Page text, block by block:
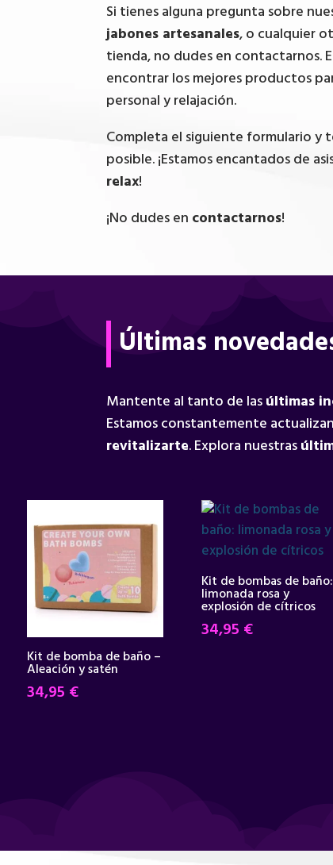
Si tienes alguna pregunta sobre
jabones artesanales, o cualquier
tienda, no dudes en contactarnos.
encontrar los mejores productos
personal y relajación.
Completa el siguiente formulario y
posible. ¡Estamos encantados de
relax!
¡No dudes en contactarnos!
Últimas
Mantente al tanto de lasúltimas
Estamos constantemente
revitalizarte. Explora nuestras
Kit de bomba de baño –
Aleación y satén
34,95 €
Kit de bombas de baño:
limonada rosa y
explosión de cítricos
34,95 €